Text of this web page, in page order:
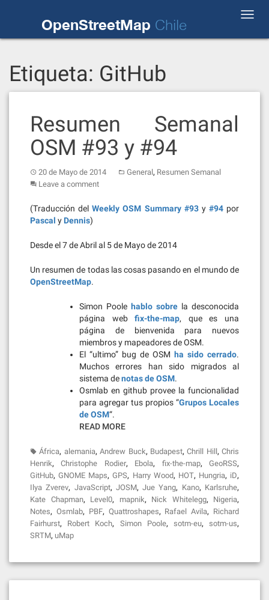
OpenStreetMap Chile
Etiqueta: GitHub
Resumen Semanal
OSM #93 y #94
20 de Mayo de 2014 General, Resumen Semanal
Leave a comment
(Traducción delWeekly OSM Summary #93y #94por
Pascal y Dennis)
Desde el 7 de Abril al 5 de Mayo de 2014
Un resumen de todas las cosas pasando en el mundo de
OpenStreetMap.
Simon Poole hablo sobre la desconocida
página webfix-the-map, que es una
página de bienvenida para nuevos
miembros y mapeadores de OSM.
El “ultimo” bug de OSM ha sido cerrado.
Muchos errores han sido migrados al
sistema denotas de OSM.
Osmlab en github provee la funcionalidad
para agregar tus propios “Grupos Locales
de OSM“.
READ MORE
África, alemania,Andrew Buck, Budapest,Chrill Hill, Chris
Henrik,Christophe Rodier, Ebola, fix-the-map,GeoRSS,
GitHub,GNOME Maps,GPS, Harry Wood, HOT, Hungria, iD,
Ilya Zverev, JavaScript, JOSM,Jue Yang, Kano, Karlsruhe,
Kate Chapman, Level0, mapnik, Nick Whitelegg, Nigeria,
Notes, Osmlab, PBF, Quattroshapes, Rafael Avila, Richard
Fairhurst, Robert Koch, Simon Poole, sotm-eu,sotm-us,
SRTM, uMap